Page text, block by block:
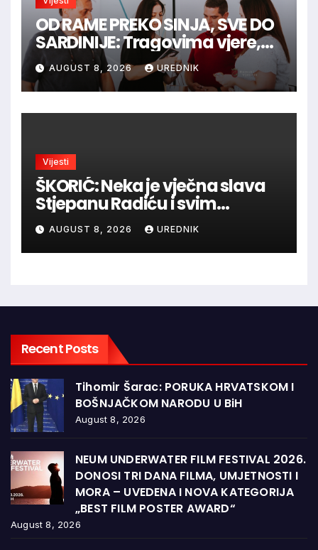
OD RAME PREKO SINJA, SVE DO
SARDINIJE: Tragovima vjere,
povijesti i viteške tradicije
AUGUST 8, 2026 UREDNIK
Vijesti
ŠKORIĆ: Neka je vječna slava
Stjepanu Radiću i svim
hrvatskim velikanima, a
vječna zahvalnost hrvatskim
braniteljima
AUGUST 8, 2026 UREDNIK
Recent Posts
Tihomir Šarac: PORUKA HRVATSKOM I
BOŠNJAČKOM NARODU U BiH
August 8, 2026
NEUM UNDERWATER FILM FESTIVAL 2026.
DONOSI TRI DANA FILMA, UMJETNOSTI I
MORA – UVEDENA I NOVA KATEGORIJA
„BEST FILM POSTER AWARD“
August 8, 2026